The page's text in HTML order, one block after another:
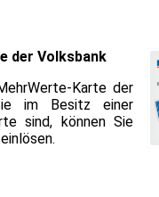
der Volksbank
Karte der
im Besitz einer
sind, können Sie